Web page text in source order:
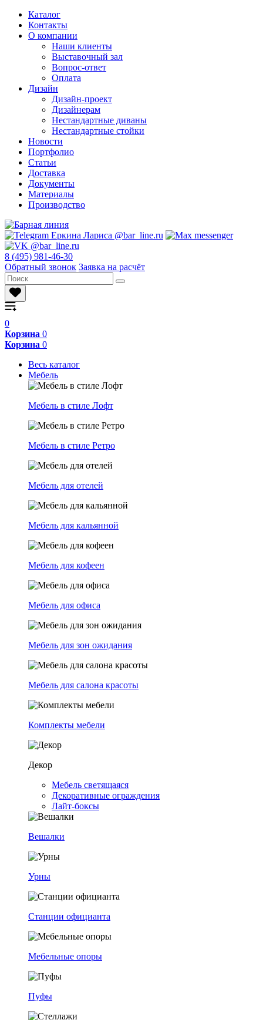
Каталог
Контакты
О компании
Наши клиенты
Выставочный зал
Вопрос-ответ
Оплата
Дизайн
Дизайн-проект
Дизайнерам
Нестандартные диваны
Нестандартные стойки
Новости
Портфолио
Статьи
Доставка
Документы
Материалы
Производство
8 (495) 981-46-30
Обратный звонок Заявка на расчёт
0
Корзина 0
Корзина 0
Весь каталог
Мебель
Мебель в стиле Лофт
Мебель в стиле Ретро
Мебель для отелей
Мебель для кальянной
Мебель для кофеен
Мебель для офиса
Мебель для зон ожидания
Мебель для салона красоты
Комплекты мебели
Декор
Мебель светящаяся
Декоративные ограждения
Лайт-боксы
Вешалки
Урны
Станции официанта
Мебельные опоры
Пуфы